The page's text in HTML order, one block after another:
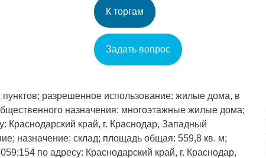
К торгам
Задать вопрос
разрешенное использование: жилые дома, в
назначения: многоэтажные жилые дома;
край, г. Краснодар, Западный
назначение: склад; площадь общая: 559,8 кв. м;
по адресу: Краснодарский край, г. Краснодар,